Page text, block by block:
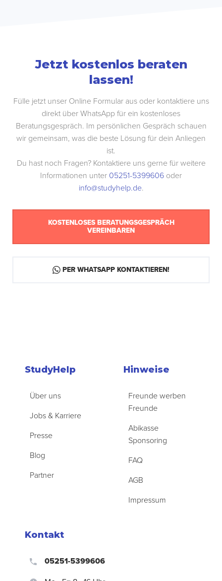
Jetzt kostenlos beraten
lassen!
Fülle jetzt unser Online Formular aus oder kontaktiere uns
direkt über WhatsApp für ein kostenloses
Beratungsgespräch. Im persönlichen Gespräch schauen
wir gemeinsam, was die beste Lösung für dein Anliegen
ist.
Du hast noch Fragen? Kontaktiere uns gerne für weitere
Informationen unter 05251-5399606 oder
info@studyhelp.de.
KOSTENLOSES BERATUNGSGESPRÄCH
VEREINBAREN
PER WHATSAPP KONTAKTIEREN!
StudyHelp
Über uns
Jobs & Karriere
Presse
Blog
Partner
Hinweise
Freunde werben
Freunde
Abikasse
Sponsoring
FAQ
AGB
Impressum
Kontakt
05251-5399606